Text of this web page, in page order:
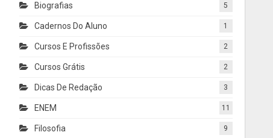
Biografias 5
Cadernos Do Aluno 1
Cursos E Profissões 2
Cursos Grátis 2
Dicas De Redação 3
ENEM 11
Filosofia 9